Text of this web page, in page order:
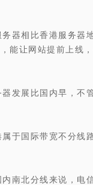
器相比香港服务器
能让网站提前上线
发展比国内早，不
于国际带宽不分线
南北分线来说，电